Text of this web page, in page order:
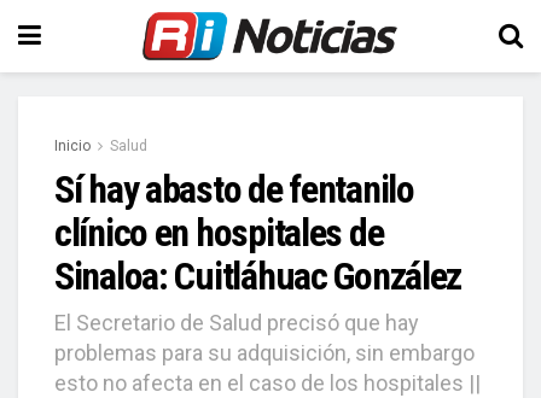
Inicio Salud
Sí hay abasto de fentanilo
clínico en hospitales de
Sinaloa: Cuitláhuac González
El Secretario de Salud precisó que hay
problemas para su adquisición, sin embargo
esto no afecta en el caso de los hospitales ||